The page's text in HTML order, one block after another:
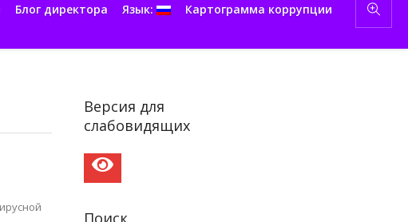
Блог директора Язык: Картограмма коррупции
Версия для
слабовидящих
Поиск